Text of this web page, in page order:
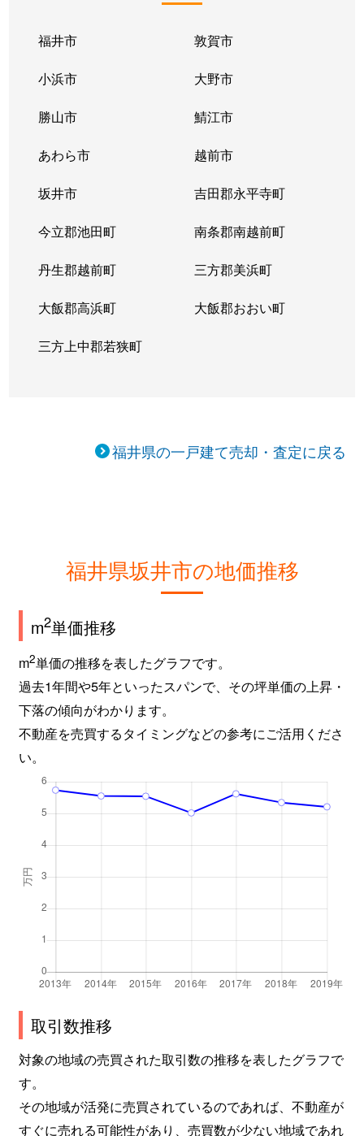
三国町錦
250万円
三国町三国東
550万円
三国神社
三国町三国東
2,200万円
三国神社
三国町緑ケ丘
福井市 敦賀市
小浜市 大野市
勝山市 鯖江市
あわら市 越前市
坂井市 吉田郡永平寺町
今立郡池田町 南条郡南越前町
丹生郡越前町 三方郡美浜町
大飯郡高浜町 大飯郡おおい町
三方上中郡若狭町
福井県の一戸建て売却・査定に戻る
福井県坂井市の地価推移
m2単価推移
m2単価の推移を表したグラフです。
過去1年間や5年といったスパンで、その坪単価の上昇・
下落の傾向がわかります。
不動産を売買するタイミングなどの参考にご活用くださ
い。
取引数推移
対象の地域の売買された取引数の推移を表したグラフで
す。
その地域が活発に売買されているのであれば、不動産が
すぐに売れる可能性があり、売買数が少ない地域であれ